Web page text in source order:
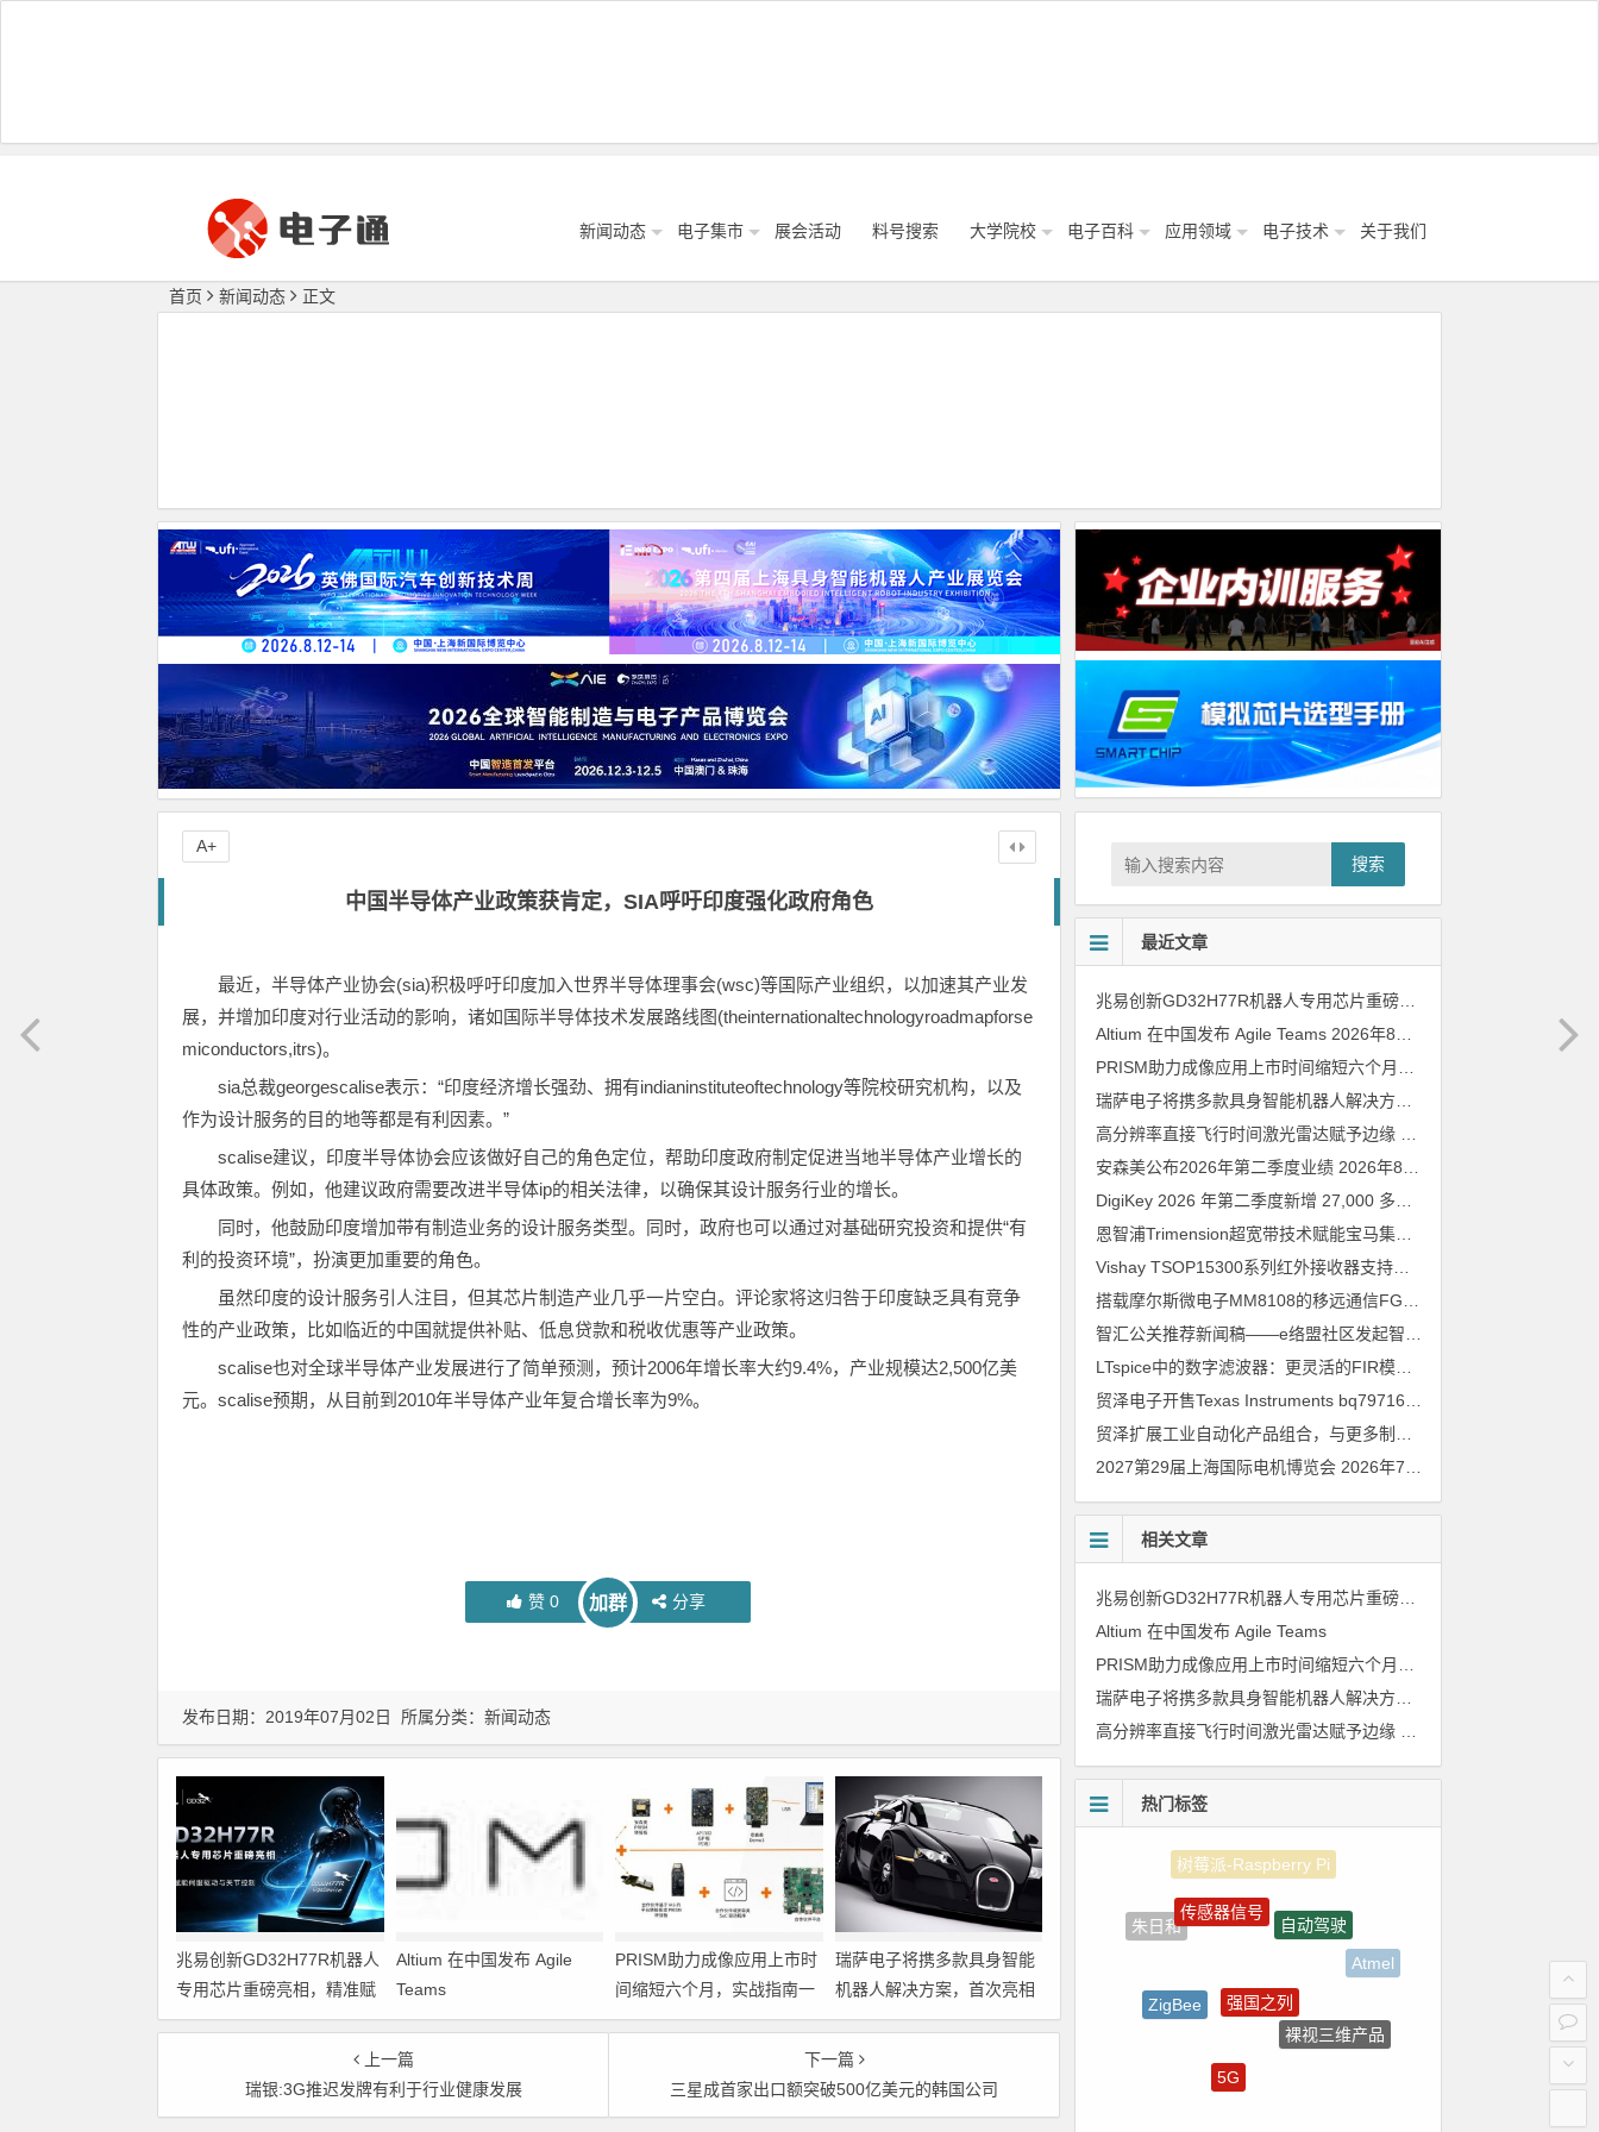
新闻动态 电子集市 展会活动 料号搜索 大学院校 电子百科 应用领域 电子技术 关于我们
首页 新闻动态 正文
中国半导体产业政策获肯定，SIA呼吁印度强化政府角色
最近，半导体产业协会(sia)积极呼吁印度加入世界半导体理事会(wsc)等国际产业组织，以加速其产业发
展，并增加印度对行业活动的影响，诸如国际半导体技术发展路线图(theinternationaltechnologyroadmapforse
miconductors,itrs)。
sia总裁georgescalise表示：“印度经济增长强劲、拥有indianinstituteoftechnology等院校研究机构，以及
作为设计服务的目的地等都是有利因素。”
scalise建议，印度半导体协会应该做好自己的角色定位，帮助印度政府制定促进当地半导体产业增长的
具体政策。例如，他建议政府需要改进半导体ip的相关法律，以确保其设计服务行业的增长。
同时，他鼓励印度增加带有制造业务的设计服务类型。同时，政府也可以通过对基础研究投资和提供“有
利的投资环境”，扮演更加重要的角色。
虽然印度的设计服务引人注目，但其芯片制造产业几乎一片空白。评论家将这归咎于印度缺乏具有竞争
性的产业政策，比如临近的中国就提供补贴、低息贷款和税收优惠等产业政策。
scalise也对全球半导体产业发展进行了简单预测，预计2006年增长率大约9.4%，产业规模达2,500亿美
元。scalise预期，从目前到2010年半导体产业年复合增长率为9%。
赞0 加群 分享
A+
发布日期：2019年07月02日 所属分类： 新闻动态
兆易创新GD32H77R机器人
专用芯片重磅亮相，精准赋
能伺服驱动与关节控制
Altium 在中国发布 Agile
Teams
PRISM助力成像应用上市时
间缩短六个月，实战指南一
文解读
瑞萨电子将携多款具身智能
机器人解决方案，首次亮相
2026中国具身智能机器人产
业大会
上一篇
瑞银:3G推迟发牌有利于行业健康发展
下一篇
三星成首家出口额突破500亿美元的韩国公司
搜索
最近文章
兆易创新GD32H77R机器人专用芯片重磅亮相，精准赋能伺服驱动与关节控制
Altium 在中国发布 Agile Teams 2026年8月6日
安森美公布2026年第二季度业绩 2026年8月6日
恩智浦Trimension超宽带技术赋能宝马集团Digital Key Plus及生命体存在检测功能
Vishay TSOP15300系列红外接收器支持所有主流遥控代码
LTspice中的数字滤波器：更灵活的FIR模型
2027第29届上海国际电机博览会 2026年7月30日
相关文章
兆易创新GD32H77R机器人专用芯片重磅亮相，精准赋能伺服驱动与关节控制
Altium 在中国发布 Agile Teams
热门标签
朱日和
Atmel
裸视三维产品
5G